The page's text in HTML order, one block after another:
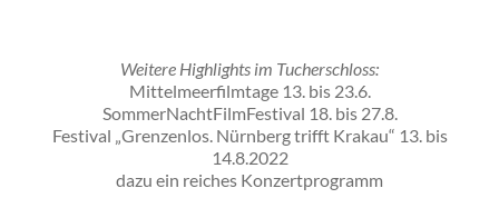
Weitere Highlights im Tucherschloss:
Mittelmeerfilmtage 13. bis 23.6.
SommerNachtFilmFestival 18. bis 27.8.
Festival „Grenzenlos. Nürnberg trifft Krakau“ 13. bis
14.8.2022
dazu ein reiches Konzertprogramm